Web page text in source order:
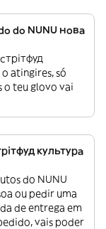
do NUNU нова
o atingires, só
o teu glovo vai
культура
do NUNU
ou pedir uma
de entrega em
vais poder